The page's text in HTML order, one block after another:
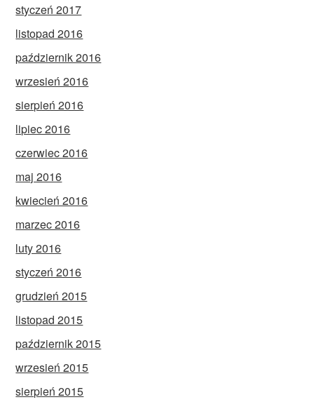
styczeń 2017
listopad 2016
październik 2016
wrzesień 2016
sierpień 2016
lipiec 2016
czerwiec 2016
maj 2016
kwiecień 2016
marzec 2016
luty 2016
styczeń 2016
grudzień 2015
listopad 2015
październik 2015
wrzesień 2015
sierpień 2015